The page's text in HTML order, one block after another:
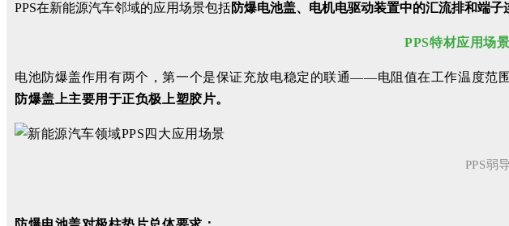
PPS在新能源汽车邻域的应用场景包括防爆电池盖、电机电驱动装置中的汇流排和端子
PPS特材应用场景
电池防爆盖作用有两个，第一个是保证充放电稳定的联通——电阻值在工作温度范
防爆盖上主要用于正负极上塑胶片。
PPS弱